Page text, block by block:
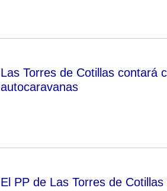
Las Torres de Cotillas contará
autocaravanas
El PP de Las Torres de